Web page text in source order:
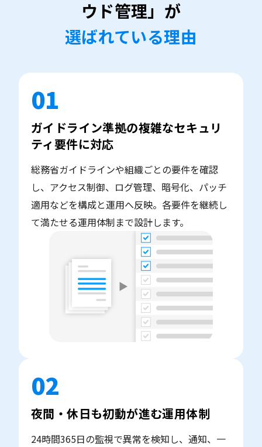
ウド管理」が
選ばれている理由
01
ガイドライン準拠の複雑なセキュリ
ティ要件に対応
総務省ガイドラインや組織ごとの要件を確認
し、アクセス制御、ログ管理、暗号化、パッチ
適用などを構成と運用へ反映。各要件を継続し
て満たせる運用体制まで設計します。
02
夜間・休日も初動が進む運用体制
24時間365日の監視で異常を検知し、通知、一